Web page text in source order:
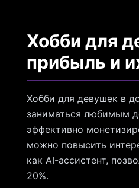
Хобби для
прибыль и
Хобби для девушек в
заниматься любимым
эффективно
можно повысить
как AI-ассистент,
20%.